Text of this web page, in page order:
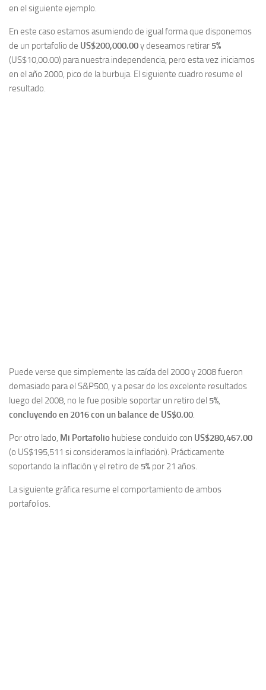
en el siguiente ejemplo.
En este caso estamos asumiendo de igual forma que disponemos
de un portafolio de US$200,000.00y deseamos retirar 5%
(US$10,00.00) para nuestra independencia, pero esta vez iniciamos
en el año 2000, pico de la burbuja. El siguiente cuadro resume el
resultado.
Puede verse que simplemente las caída del 2000 y 2008 fueron
demasiado para el S&P500, y a pesar de los excelente resultados
luego del 2008, no le fue posible soportar un retiro del 5%,
concluyendo en 2016 con un balance de US$0.00.
Por otro lado, Mi Portafolio hubiese concluido con US$280,467.00
(o US$195,511 si consideramos la inflación). Prácticamente
soportando la inflación y el retiro de 5% por 21 años.
La siguiente gráfica resume el comportamiento de ambos
portafolios.